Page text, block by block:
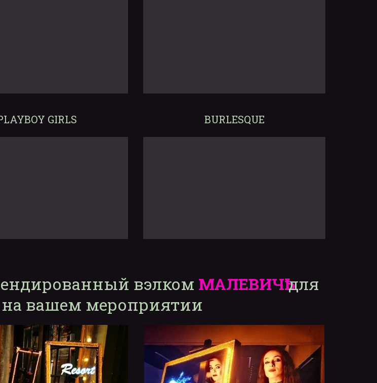
GIRLS BURLESQUE
вэлком МАЛЕВИЧҌ для
на вашем мероприятии